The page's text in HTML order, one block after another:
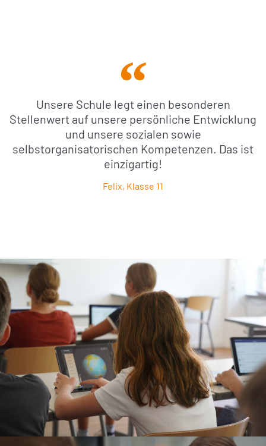
Unsere Schule legt einen besonderen
Stellenwert auf unsere persönliche Entwicklung
und unsere sozialen sowie
selbstorganisatorischen Kompetenzen. Das ist
einzigartig!
Felix, Klasse 11